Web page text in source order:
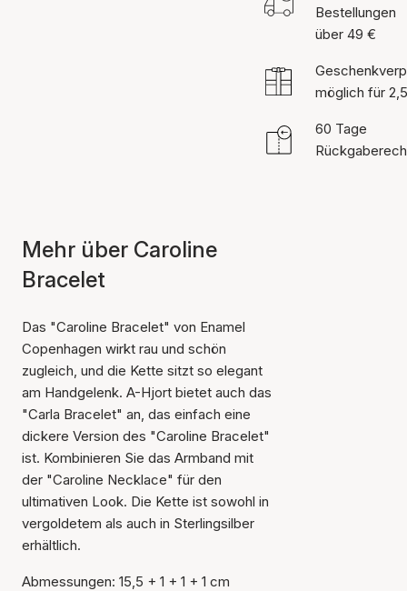
Bestellungen
über 49 €
möglich für
60 Tage
Mehr über Caroline
Bracelet
Das "Caroline Bracelet" von Enamel
Copenhagen wirkt rau und schön
zugleich, und die Kette sitzt so elegant
am Handgelenk. A-Hjort bietet auch das
"Carla Bracelet" an, das einfach eine
dickere Version des "Caroline Bracelet"
ist. Kombinieren Sie das Armband mit
der "Caroline Necklace" für den
ultimativen Look. Die Kette ist sowohl in
vergoldetem als auch in Sterlingsilber
erhältlich.
Abmessungen: 15,5 + 1 + 1 + 1 cm